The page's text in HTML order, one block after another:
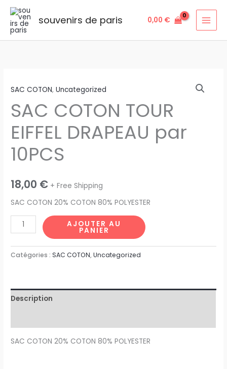
Aller
contenu
souvenirs de paris 0,00 €
SAC COTON,Uncategorized
SAC COTON TOUR
EIFFEL DRAPEAU par
10PCS
18,00 € + Free Shipping
SAC COTON 20% COTON 80% POLYESTER
de
SAC
COTON
TOUR
EIFFEL
DRAPEAU
10PCS
AJOUTER AU
PANIER
Catégories :SAC COTON,Uncategorized
Description
SAC COTON 20% COTON 80% POLYESTER